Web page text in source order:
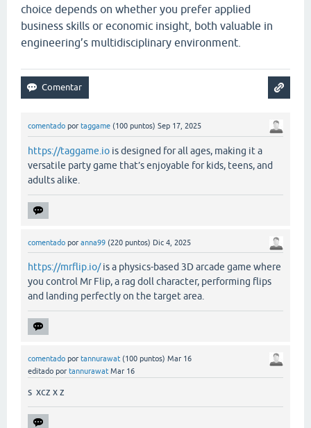
choice depends on whether you prefer applied
business skills or economic insight, both valuable in
engineering’s multidisciplinary environment.
comentado por taggame (100 puntos) Sep 17, 2025
https://taggame.io is designed for all ages, making it a
versatile party game that’s enjoyable for kids, teens, and
adults alike.
comentado por anna99 (220 puntos) Dic 4, 2025
https://mrflip.io/is a physics-based 3D arcade game where
you control Mr Flip, a rag doll character, performing flips
and landing perfectly on the target area.
comentado por tannurawat (100 puntos) Mar 16
editado por tannurawat Mar 16
s xcz x z